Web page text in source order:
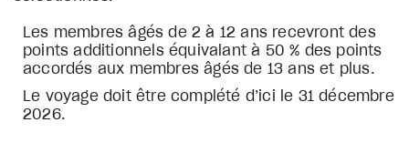
Les membres âgés de 2 à 12 ans recevront des
points additionnels équivalant à 50 % des points
accordés aux membres âgés de 13 ans et plus.
Le voyage doit être complété d’ici le 31 décembre
2026.